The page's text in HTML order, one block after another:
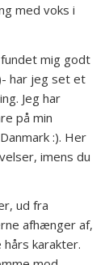
med voks i
mig godt
har jeg set et
Jeg har
på min
:). Her
imens du
ud fra
afhænger af,
karakter.